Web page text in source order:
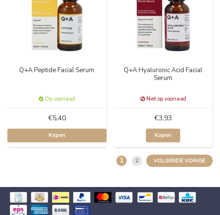
Q+A Peptide Facial Serum
Op voorraad
€5,40
Kopen
Q+A Hyaluronic Acid Facial
Serum
Niet op voorraad
€3,93
Kopen
1 2 VOLGENDE VORIGE